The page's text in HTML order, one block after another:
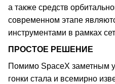
а также средств
современном этапе
инструментами в рамках
ПРОСТОЕ РЕШЕНИЕ
Помимо SpaceX заметным
гонки стала и всемирно